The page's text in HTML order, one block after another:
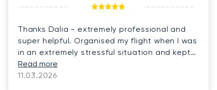
Thanks Dalia - extremely professional and
super helpful. Organised my flight when I was
in an extremely stressful situation and kept
me calm.
Read more
11.03.2026